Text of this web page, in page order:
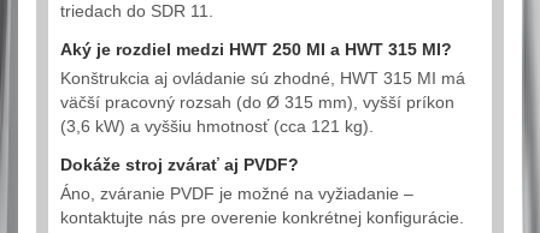
triedach do SDR 11.
Aký je rozdiel medzi HWT 250 MI a HWT 315 MI?
Konštrukcia aj ovládanie sú zhodné, HWT 315 MI má
väčší pracovný rozsah (do Ø 315 mm), vyšší príkon
(3,6 kW) a vyššiu hmotnosť (cca 121 kg).
Dokáže stroj zvárať aj PVDF?
Áno, zváranie PVDF je možné na vyžiadanie –
kontaktujte nás pre overenie konkrétnej konfigurácie.